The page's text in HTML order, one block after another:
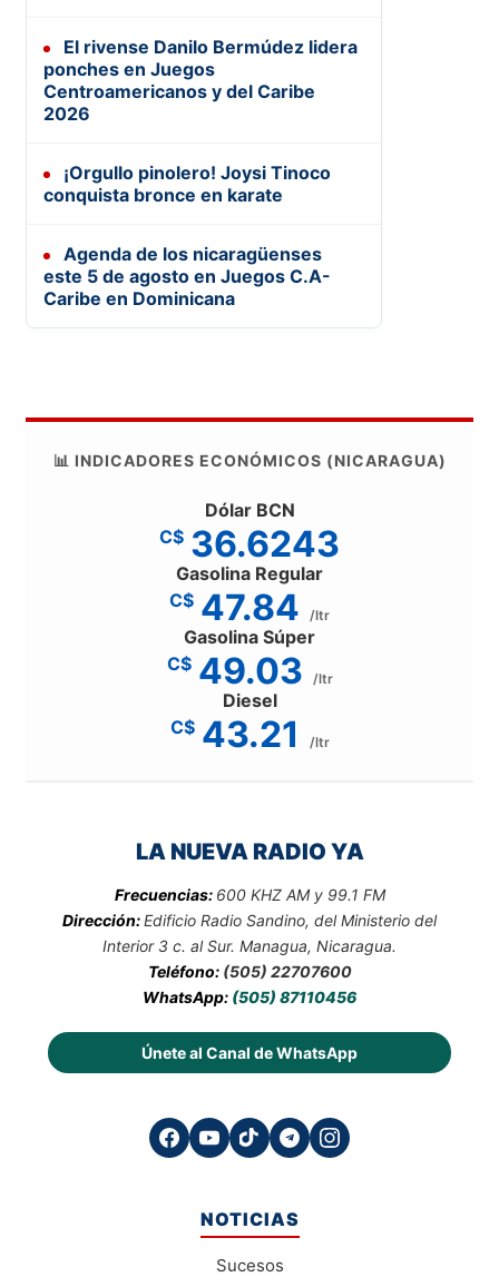
El rivense Danilo Bermúdez lidera
ponches en Juegos
Centroamericanos y del Caribe
2026
¡Orgullo pinolero! Joysi Tinoco
conquista bronce en karate
Agenda de los nicaragüenses
este 5 de agosto en Juegos C.A-
Caribe en Dominicana
📊 INDICADORES ECONÓMICOS (NICARAGUA)
Dólar BCN
C$ 36.6243
Gasolina Regular
C$ 47.84 /ltr
Gasolina Súper
C$ 49.03 /ltr
Diesel
C$ 43.21 /ltr
LA NUEVA RADIO YA
Frecuencias: 600 KHZ AM y 99.1 FM
Dirección:Edificio Radio Sandino, del Ministerio del
Interior 3 c. al Sur. Managua, Nicaragua.
Teléfono: (505) 22707600
WhatsApp: (505) 87110456
Únete al Canal de WhatsApp
NOTICIAS
Sucesos